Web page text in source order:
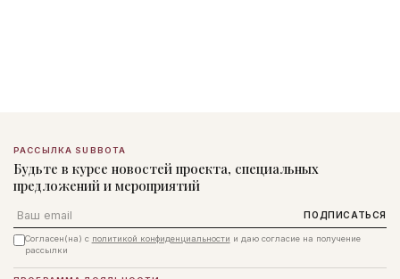
РАССЫЛКА SUBBOTA
Будьте в курсе новостей проекта, специальных
предложений и мероприятий
Email ПОДПИСАТЬСЯ
Согласен(на) с политикой конфиденциальности и даю согласие на получение
рассылки